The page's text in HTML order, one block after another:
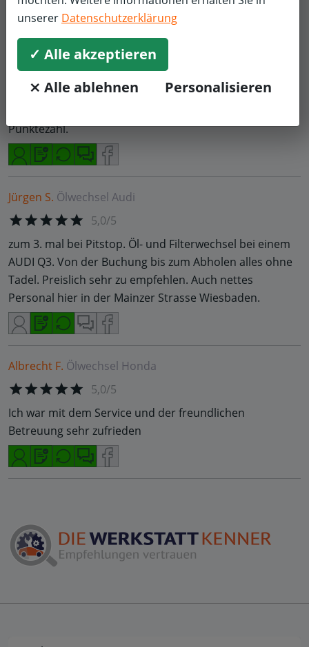
5,0/5
Wie immer Pitstop Wiesbaden-Mainzerstr. SUPER. Frage
ob andere Sachen gemacht werden sollen, aber nicht
zwingend diese bei pitstop durchführen
zulassen.Niemand bedrängt einen. Außer Öl wurde
Punktezahl.
Jürgen S. Ölwechsel Audi
5,0/5
zum 3. mal bei Pitstop. Öl- und Filterwechsel bei einem
AUDI Q3. Von der Buchung bis zum Abholen alles ohne
Tadel. Preislich sehr zu empfehlen. Auch nettes
Personal hier in der Mainzer Strasse Wiesbaden.
Albrecht F. Ölwechsel Honda
5,0/5
Ich war mit dem Service und der freundlichen
Betreuung sehr zufrieden
unserer Datenschutzerklärung
✓ Alle akzeptieren
⨯ Alle ablehnen
Personalisieren